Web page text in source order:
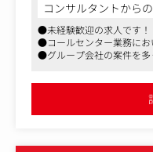
例えば、嵐のラストラ
■社務所内における横
ジェクトへの横断的な
＜具体的な業務＞
・受電対応／カスタマ
・継続導入率などKPIの
・法人クライアントへ
l・PowerPoint／テン
・マニュアル整備・研
コンサルタントから
●未経験歓迎の求人です！
●コールセンター業務にお
●グループ会社の案件を多